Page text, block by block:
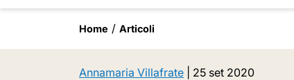
Home Articoli
Annamaria Villafrate 25 set 2020